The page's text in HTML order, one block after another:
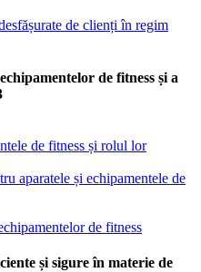
de clienți în regim
de fitness și a
de fitness și rolul lor
aparatele și echipamentele de
de fitness
și sigure în materie de